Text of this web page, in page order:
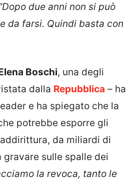
due anni non si può
da farsi. Quindi basta con
Boschi, una degli
dalla Repubblica – ha
e ha spiegato che la
potrebbe esporre gli
da miliardi di
gravare sulle spalle dei
la revoca, tanto le